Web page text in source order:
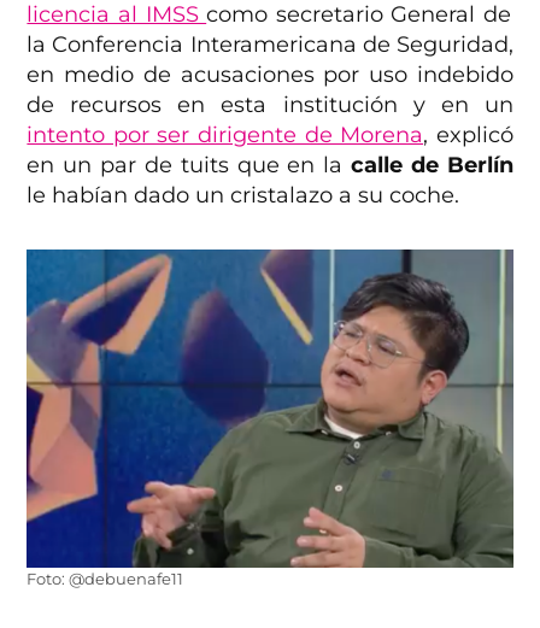
licencia al IMSScomo secretario General de
la Conferencia Interamericana de Seguridad,
en medio de acusaciones por uso indebido
de recursos en esta institución y en un
intento por ser dirigente de Morena, explicó
en un par de tuits que en la calle de Berlín
le habían dado un cristalazo a su coche.
Foto: @debuenafe11